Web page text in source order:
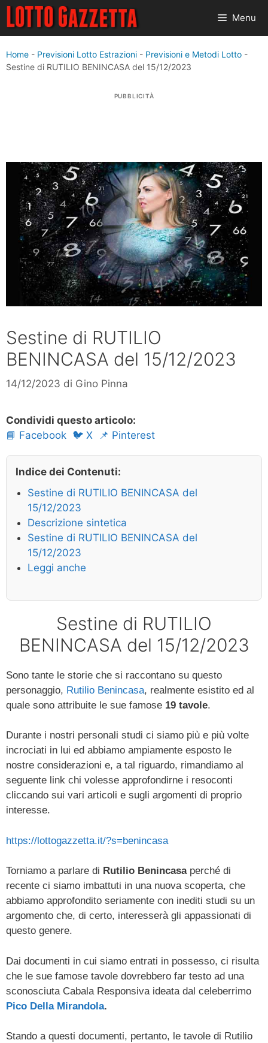
Vai
contenuto
Menu
Home - Previsioni Lotto Estrazioni - Previsioni e Metodi Lotto -
Sestine di RUTILIO BENINCASA del 15/12/2023
PUBBLICITÀ
Sestine di RUTILIO
BENINCASA del 15/12/2023
14/12/2023 di Gino Pinna
Condividi questo articolo:
📘 Facebook 🐦 X 📌 Pinterest
Indice dei Contenuti:
Sestine di RUTILIO BENINCASA del
15/12/2023
Descrizione sintetica
Sestine di RUTILIO BENINCASA del
15/12/2023
Leggi anche
Sestine di RUTILIO
BENINCASA del 15/12/2023
Sono tante le storie che si raccontano su questo
personaggio, Rutilio Benincasa, realmente esistito ed al
quale sono attribuite le sue famose 19 tavole.
Durante i nostri personali studi ci siamo più e più volte
incrociati in lui ed abbiamo ampiamente esposto le
nostre considerazioni e, a tal riguardo, rimandiamo al
seguente link chi volesse approfondirne i resoconti
cliccando sui vari articoli e sugli argomenti di proprio
interesse.
https://lottogazzetta.it/?s=benincasa
Torniamo a parlare di Rutilio Benincasaperché di
recente ci siamo imbattuti in una nuova scoperta, che
abbiamo approfondito seriamente con inediti studi su un
argomento che, di certo, interesserà gli appassionati di
questo genere.
Dai documenti in cui siamo entrati in possesso, ci risulta
che le sue famose tavole dovrebbero far testo ad una
sconosciuta Cabala Responsiva ideata dal celeberrimo
Pico Della Mirandola.
Stando a questi documenti, pertanto, le tavole di Rutilio